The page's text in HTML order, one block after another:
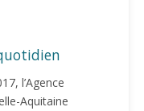
l’Agence
Aquitaine